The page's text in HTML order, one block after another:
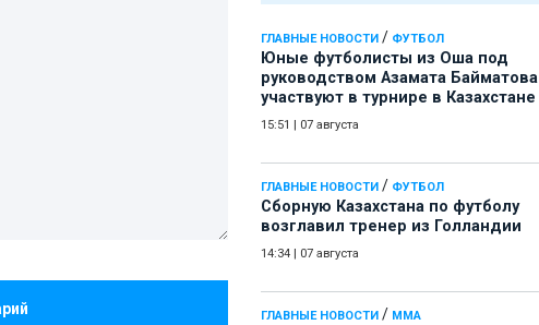
ГЛАВНЫЕ НОВОСТИ / ФУТБОЛ
Юные футболисты из Оша под
руководством Азамата Байматова
участвуют в турнире в Казахстане
15:51 07 августа
ГЛАВНЫЕ НОВОСТИ / ФУТБОЛ
Сборную Казахстана по футболу
возглавил тренер из Голландии
14:34 07 августа
ГЛАВНЫЕ НОВОСТИ / ММА